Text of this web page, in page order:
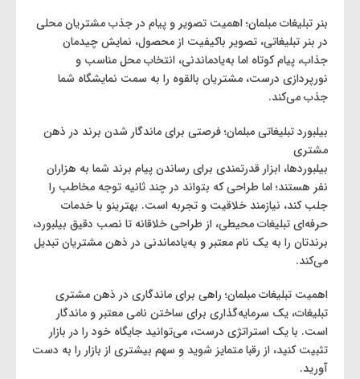
بنر تبلیغات مبلمان؛ اهمیت تصویر و پیام در جذب مشتریان محلی
در بنر تبلیغاتی، تصویر باکیفیت از محصول، نمایش چیدمان
جذاب، پیام کوتاه اما به‌یادماندنی، انتخاب محل مناسب و
نورپردازی درست، مشتریان بالقوه را به سمت نمایشگاه شما
جذب می‌کند.
بیلبورد تبلیغاتی مبلمان؛ فرصتی برای ماندگار شدن برند در ذهن
مشتری
بیلبوردها، ابزار قدرتمندی برای رساندن پیام برند شما به هزاران
نفر هستند؛ اما طراحی‌ که بتواند در چند ثانیه توجه مخاطب را
جلب کند، نیازمند خلاقیت و تجربه است. بهترینو با خدمات
حرفه‌ای تبلیغات محیطی، از طراحی خلاقانه تا نصب دقیق بیلبورد،
برندتان را به یک نام معتبر و به‌یادماندنی در ذهن مشتریان تبدیل
می‌کند.
اهمیت تبلیغات مبلمان؛ راهی برای ماندگاری در ذهن مشتری
تبلیغات، یک سرمایه‌گذاری برای ساختن نامی معتبر و ماندگار
است. با یک استراتژی درست، می‌توانید جایگاه خود را در بازار
تثبیت کنید، از رقبا متمایز شوید و سهم بیشتری از بازار را به دست
آورید.